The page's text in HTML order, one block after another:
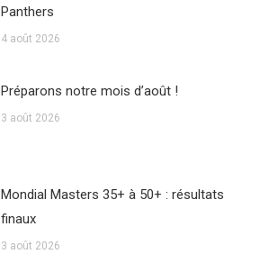
Panthers
4 août 2026
Préparons notre mois d’août !
3 août 2026
Mondial Masters 35+ à 50+ : résultats
finaux
3 août 2026